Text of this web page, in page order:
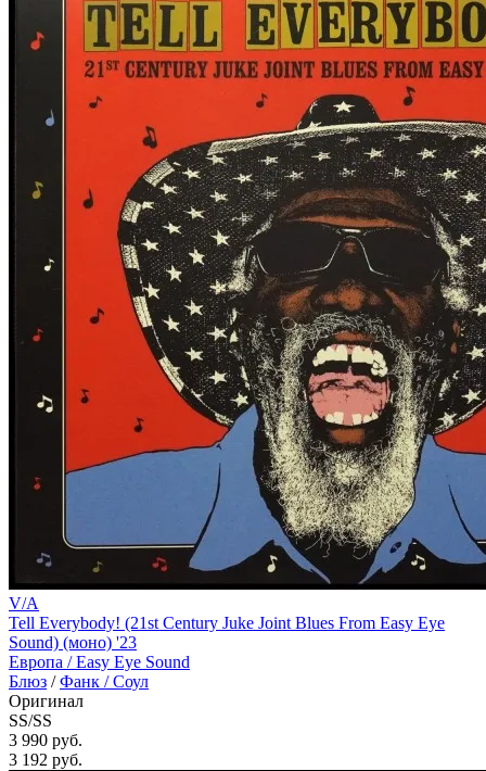
V/A
Tell Everybody! (21st Century Juke Joint Blues From Easy Eye
Sound) (моно) '23
Европа /Easy Eye Sound
Блюз /Фанк / Соул
Оригинал
SS/SS
3 990 руб.
3 192 руб.